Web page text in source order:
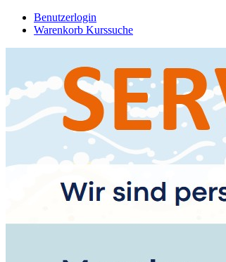
Benutzerlogin
Warenkorb Kurssuche